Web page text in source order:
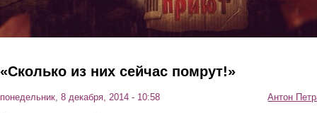
«Сколько из них сейчас помрут!»
понедельник, 8 декабря, 2014 - 10:58 Антон